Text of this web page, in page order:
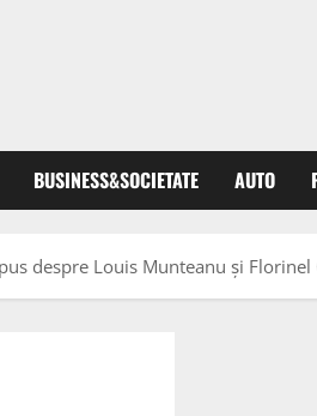
BUSINESS&SOCIETATE AUTO
despre Louis Munteanu și Florinel